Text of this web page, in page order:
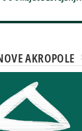
AKROPOLE